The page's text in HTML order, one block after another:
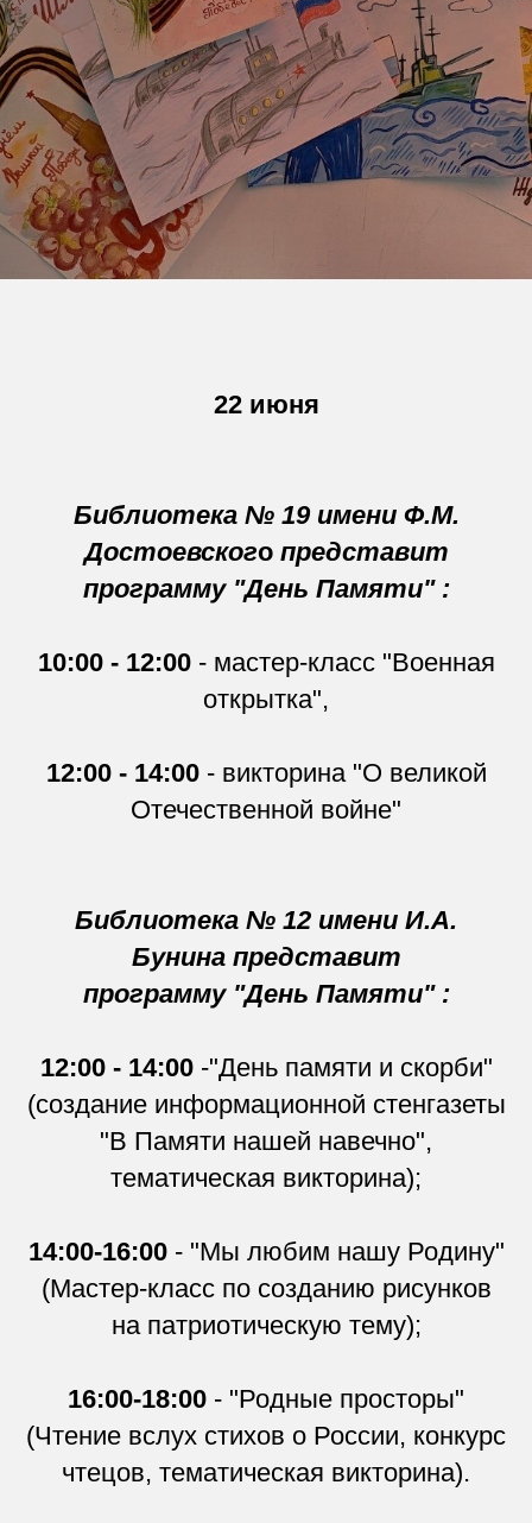
22 июня
Библиотека № 19 имени Ф.М.
Достоевскогопредставит
программу "День Памяти" :
10:00 - 12:00- мастер-класс "Военная
открытка",
12:00 - 14:00- викторина "О великой
Отечественной войне"
Библиотека № 12 имени И.А.
Бунина представит
программу "День Памяти" :
12:00 - 14:00-"День памяти и скорби"
(создание информационной стенгазеты
"В Памяти нашей навечно",
тематическая викторина);
14:00-16:00- "Мы любим нашу Родину"
(Мастер-класс по созданию рисунков
на патриотическую тему);
16:00-18:00 - "Родные просторы"
(Чтение вслух стихов о России, конкурс
чтецов, тематическая викторина).